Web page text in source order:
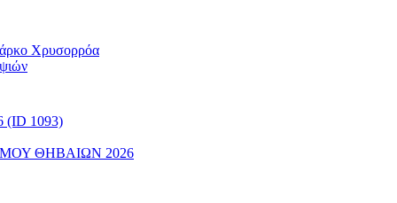
Χρυσορρόα
(ID 1093)
ΘΗΒΑΙΩΝ 2026